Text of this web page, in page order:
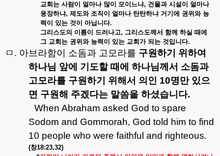
교회는 사람이 얼마나 많이 모이느냐, 건물과 시설이
얼마나
웅장하냐, 제도와 조직이 얼마나 탄탄하냐 거기에 권위와 능
력이
있는 것이 아닙니다.
그리스도의 이름이 드러나고, 그리스도께서 함께 하실 때에
그 교회는 권위와 능력이 있는 교회가 되는 것입니다.
ㅁ . 아브라함이 소돔과 고모라를 구원하기
위하여
하나님 앞에 기도할 때에 하나님께서 소돔과
고모라를 구원하기 위해서 의인 10명만 있으
면 구원해 주겠다는 말씀을 하셨습니다.
When Abraham asked God to spare
Sodom and Gommorah, God told him to find
10 people who were faithful and righteous.
(창18:23,32)